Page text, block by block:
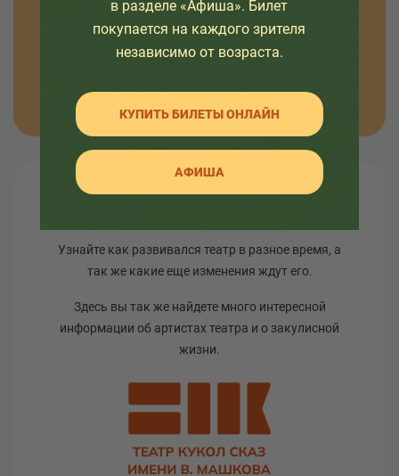
интересных событиях в жизни театра.
Узнайте как развивался театр в разное время, а
так же какие еще изменения ждут его.
Здесь вы так же найдете много интересной
информации об артистах театра и о закулисной
жизни.
в разделе «Афиша». Билет
покупается на каждого зрителя
независимо от возраста.
КУПИТЬ БИЛЕТЫ ОНЛАЙН
АФИША